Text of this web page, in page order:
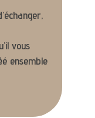
vous
ensemble